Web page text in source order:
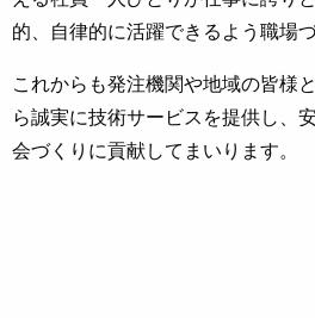
的、自律的に活躍できるよう職場
これからも発注機関や地域の皆様
ら誠実に技術サービスを提供し、
会づくりに貢献してまいります。